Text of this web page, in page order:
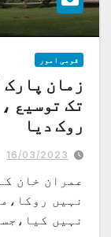
قومی امور
زمان پارک
تک توسیع
روک دیا
کومعلوم ہی نہیں کہ
16/03/2023
عمران خان
نہیں
نہیں